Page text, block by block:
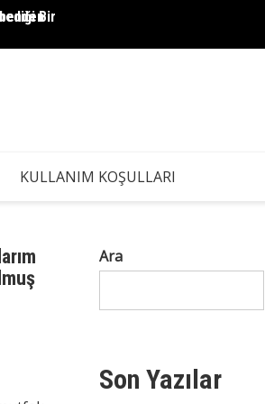
Bir
Kocam felç geçirip hastane
KULLANIM KOŞULLARI
Ara
Son Yazılar